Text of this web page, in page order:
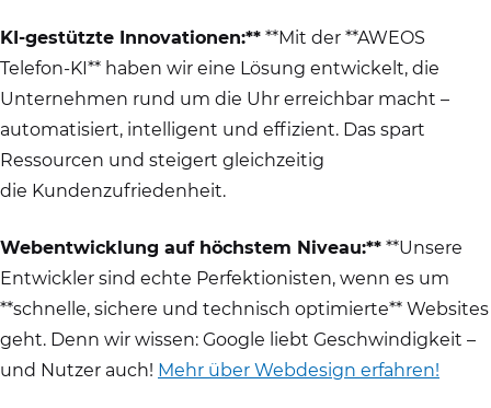
KI-gestützte Innovationen:** **Mit der **AWEOS
Telefon-KI** haben wir eine Lösung entwickelt, die
Unternehmen rund um die Uhr erreichbar macht –
automatisiert, intelligent und effizient. Das spart
Ressourcen und steigert gleichzeitig
die Kundenzufriedenheit.
Webentwicklung auf höchstem Niveau:** **Unsere
Entwickler sind echte Perfektionisten, wenn es um
**schnelle, sichere und technisch optimierte** Websites
geht. Denn wir wissen: Google liebt Geschwindigkeit –
und Nutzer auch! Mehr über Webdesign erfahren!